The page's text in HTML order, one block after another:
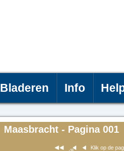
Bladeren Info
Maasbracht - Pagina 001
Klik op de